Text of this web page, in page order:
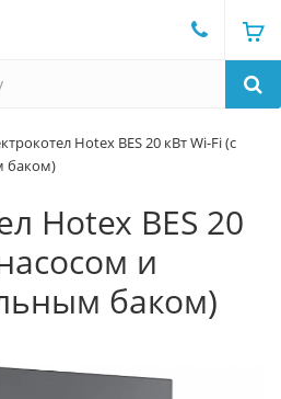
Hotex BES 20 кВт Wi-Fi (c
баком)
Hotex BES 20
и
баком)